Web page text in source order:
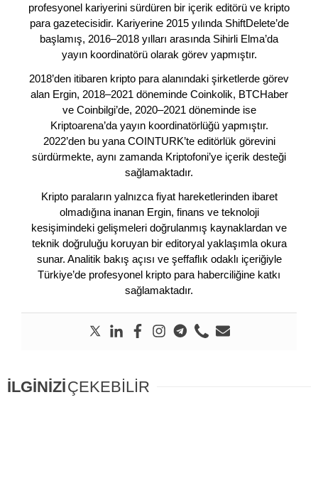
profesyonel kariyerini sürdüren bir içerik editörü ve kripto
para gazetecisidir. Kariyerine 2015 yılında ShiftDelete’de
başlamış, 2016–2018 yılları arasında Sihirli Elma’da
yayın koordinatörü olarak görev yapmıştır.
2018’den itibaren kripto para alanındaki şirketlerde görev
alan Ergin, 2018–2021 döneminde Coinkolik, BTCHaber
ve Coinbilgi’de, 2020–2021 döneminde ise
Kriptoarena’da yayın koordinatörlüğü yapmıştır.
2022’den bu yana COINTURK’te editörlük görevini
sürdürmekte, aynı zamanda Kriptofoni’ye içerik desteği
sağlamaktadır.
Kripto paraların yalnızca fiyat hareketlerinden ibaret
olmadığına inanan Ergin, finans ve teknoloji
kesişimindeki gelişmeleri doğrulanmış kaynaklardan ve
teknik doğruluğu koruyan bir editoryal yaklaşımla okura
sunar. Analitik bakış açısı ve şeffaflık odaklı içeriğiyle
Türkiye’de profesyonel kripto para haberciliğine katkı
sağlamaktadır.
İLGİNİZİÇEKEBİLİR